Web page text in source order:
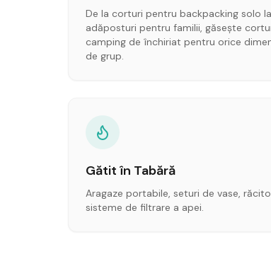
De la corturi pentru backpacking solo la
adăposturi pentru familii, găsește
camping de închiriat pentru orice
de grup.
Gătit în Tabără
Aragaze portabile, seturi de vase,
sisteme de filtrare a apei.